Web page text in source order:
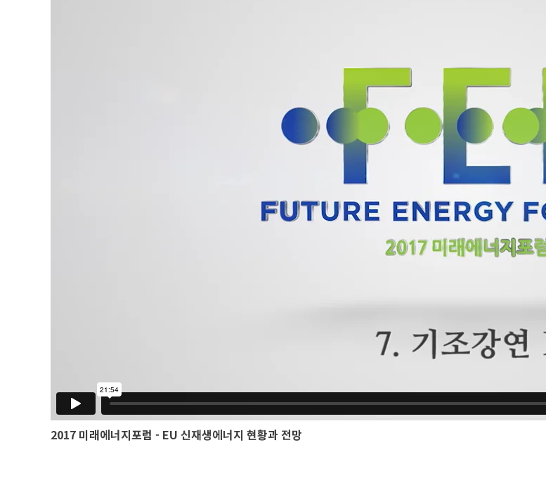
2017 미래에너지포럼 - EU 신재생에너지 현황과 전망